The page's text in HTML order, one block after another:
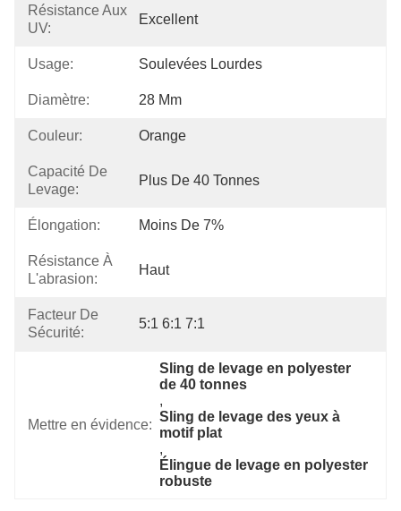
Résistance Aux
UV:
Excellent
Usage: Soulevées Lourdes
Diamètre: 28 Mm
Couleur: Orange
Capacité De
Levage:
Plus De 40 Tonnes
Élongation: Moins De 7%
Résistance À
L'abrasion:
Haut
Facteur De
Sécurité:
5:1 6:1 7:1
Mettre en évidence:
Sling de levage en polyester
de 40 tonnes
,
Sling de levage des yeux à
motif plat
,
Élingue de levage en polyester
robuste